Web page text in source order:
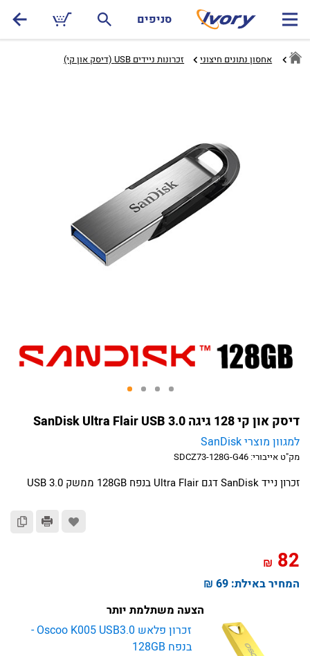
סניפים
אחסון נתונים חיצוני זכרונות ניידים USB (דיסק און קי)‏
דיסק און קי 128 גיגה SanDisk Ultra Flair USB 3.0
למגוון מוצרי SanDisk
מק"ט אייבורי: SDCZ73-128G-G46
זכרון נייד SanDisk דגם Ultra Flair בנפח 128GB ממשק USB 3.0
₪
82
₪
המחיר באילת: 69 ₪
הצעה משתלמת יותר
זכרון פלאש Oscoo K005 USB3.0 -
בנפח 128GB